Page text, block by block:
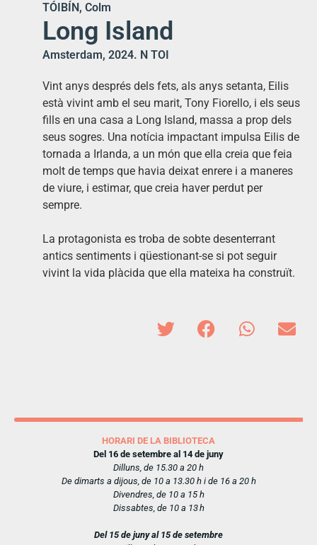
TÓIBÍN, Colm
Long Island
Amsterdam, 2024. N TOI
Vint anys després dels fets, als anys setanta, Eilis
està vivint amb el seu marit, Tony Fiorello, i els seus
fills en una casa a Long Island, massa a prop dels
seus sogres. Una notícia impactant impulsa Eilis de
tornada a Irlanda, a un món que ella creia que feia
molt de temps que havia deixat enrere i a maneres
de viure, i estimar, que creia haver perdut per
sempre.
La protagonista es troba de sobte desenterrant
antics sentiments i qüestionant-se si pot seguir
vivint la vida plàcida que ella mateixa ha construït.
HORARI DE LA BIBLIOTECA
Del 16 de setembre al 14 de juny
Dilluns, de 15.30 a 20 h
De dimarts a dijous, de 10 a 13.30 h i de 16 a 20 h
Divendres, de 10 a 15 h
Dissabtes, de 10 a 13 h
Del 15 de juny al 15 de setembre